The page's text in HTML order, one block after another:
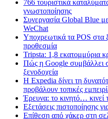
766 τουριστικά
γνωστοποίησης
Συνεργασία Global Blue
WeChat
Υποχρεωτικά τα POS στα
προθεσμία
Tripsta: 1,8 εκατομμύρια
Πώς η Google συμβάλλει
ξενοδοχεία
Η Expedia δίνει τη
προβάλουν τοπικές
Έρευνα: το κινητό… κινεί
Εξετάσεις πιστοποίησης
Επίθεση από χάκερ στη